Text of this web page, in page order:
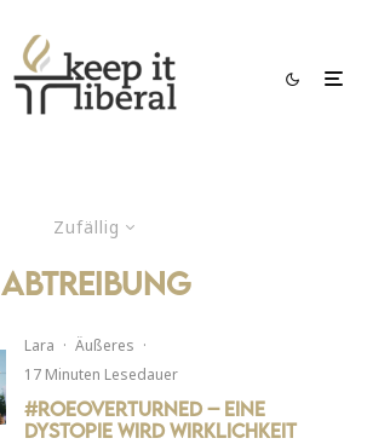
Zufällig
abtreibung
Lara · Äußeres ·
17 Minuten Lesedauer
#RoeOverturned – Eine
Dystopie wird Wirklichkeit